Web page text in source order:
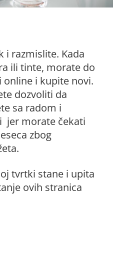
i razmislite. Kada
ili tinte, morate do
i kupite novi.
dozvoliti da
sa radom i
jer morate čekati
zbog
tvrtki stane i upita
ovih stranica